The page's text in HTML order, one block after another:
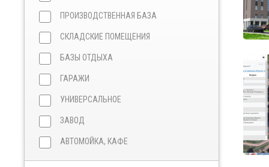
ПРОИЗВОДСТВЕННАЯ БАЗА
СКЛАДСКИЕ ПОМЕЩЕНИЯ
БАЗЫ ОТДЫХА
ГАРАЖИ
УНИВЕРСАЛЬНОЕ
ЗАВОД
АВТОМОЙКА, КАФЕ